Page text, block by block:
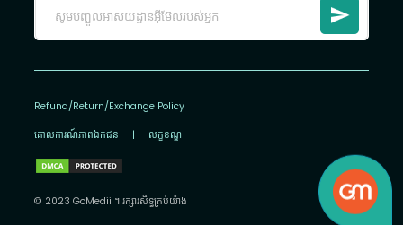
Refund/Return/Exchange Policy
គោលការណ៍​ភាព​ឯកជន | លក្ខខណ្ឌ
© 2023 GoMedii ។ រក្សា​រ​សិទ្ធ​គ្រប់យ៉ាង